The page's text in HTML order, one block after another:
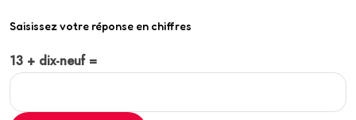
Saisissez votre réponse en chiffres
13 + dix-neuf =